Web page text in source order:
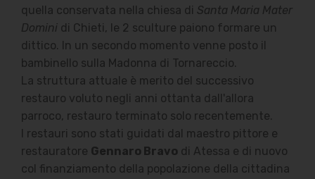
quella conservata nella chiesa di Santa Maria Mater
Domini di Chieti, le 2 sculture paiono formare un
dittico. In un secondo momento venne posto il
bambinello sulla Madonna di Tornareccio.
La struttura attuale è merito del successivo
restauro voluto negli anni ottanta dall'allora
parroco, restauro terminato solo recentemente.
I restauri sono stati guidati dal maestro pittore e
restauratore Gennaro Bravo di Atessa e di nuovo
col finanziamento della popolazione della cittadina